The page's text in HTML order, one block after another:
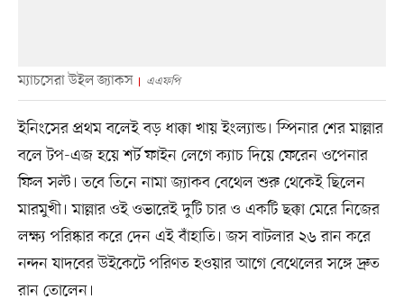
ম্যাচসেরা উইল জ্যাকস এএফপি
ইনিংসের প্রথম বলেই বড় ধাক্কা খায় ইংল্যান্ড। স্পিনার শের মাল্লার
বলে টপ-এজ হয়ে শর্ট ফাইন লেগে ক্যাচ দিয়ে ফেরেন ওপেনার
ফিল সল্ট। তবে তিনে নামা জ্যাকব বেথেল শুরু থেকেই ছিলেন
মারমুখী। মাল্লার ওই ওভারেই দুটি চার ও একটি ছক্কা মেরে নিজের
লক্ষ্য পরিষ্কার করে দেন এই বাঁহাতি। জস বাটলার ২৬ রান করে
নন্দন যাদবের উইকেটে পরিণত হওয়ার আগে বেথেলের সঙ্গে দ্রুত
রান তোলেন।